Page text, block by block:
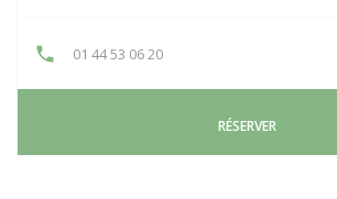
01 44 53 06 20
RÉSERVER